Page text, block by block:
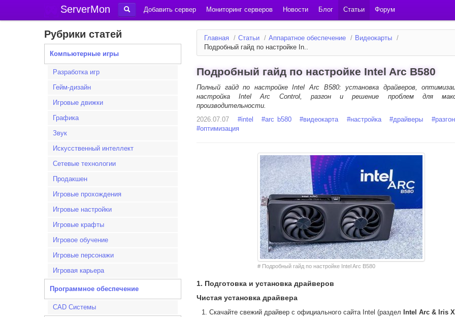
ServerMon Добавить сервер Мониторинг серверов Новости Блог Статьи Форум
Рубрики статей
Компьютерные игры
Разработка игр
Гейм-дизайн
Игровые движки
Графика
Звук
Искусственный интеллект
Сетевые технологии
Продакшен
Игровые прохождения
Игровые настройки
Игровые крафты
Игровое обучение
Игровые персонажи
Игровая карьера
Программное обеспечение
CAD Системы
Главная / Статьи / Аппаратное обеспечение / Видеокарты /
Подробный гайд по настройке In..
Подробный гайд по настройке Intel Arc B580
Полный гайд по настройке Intel Arc B580: установка драйверов,
настройка Intel Arc Control, разгон и решение проблем для
производительности.
2026.07.07
#intel #arc b580 #видеокарта #настройка #драйверы #разгон
#оптимизация
# Подробный гайд по настройке Intel Arc B580
1. Подготовка и установка драйверов
Чистая установка драйвера
Скачайте свежий драйвер с официального сайта Intel (раздел Intel Arc & Iris